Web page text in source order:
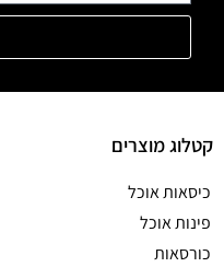
קטלוג מוצרים
כיסאות אוכל
פינות אוכל
כורסאות